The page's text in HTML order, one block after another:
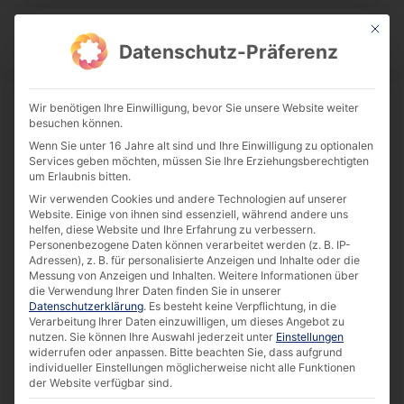
Download Center
Datasheet | 15.6″ IP69K Capacitive
Touch PC (X6211E)
Download
3789 downloads
519.17 KB
This
Datenschutz-Präferenz
Wir benötigen Ihre Einwilligung, bevor Sie unsere Website weiter
besuchen können.
Wenn Sie unter 16 Jahre alt sind und Ihre Einwilligung zu optionalen
Services geben möchten, müssen Sie Ihre Erziehungsberechtigten
um Erlaubnis bitten.
Wir verwenden Cookies und andere Technologien auf unserer
Website. Einige von ihnen sind essenziell, während andere uns
helfen, diese Website und Ihre Erfahrung zu verbessern.
Personenbezogene Daten können verarbeitet werden (z. B. IP-
Adressen), z. B. für personalisierte Anzeigen und Inhalte oder die
Messung von Anzeigen und Inhalten. Weitere Informationen über
die Verwendung Ihrer Daten finden Sie in unserer
Datenschutzerklärung. Es besteht keine Verpflichtung, in die
Verarbeitung Ihrer Daten einzuwilligen, um dieses Angebot zu
nutzen. Sie können Ihre Auswahl jederzeit unter Einstellungen
widerrufen oder anpassen. Bitte beachten Sie, dass aufgrund
individueller Einstellungen möglicherweise nicht alle Funktionen
der Website verfügbar sind.